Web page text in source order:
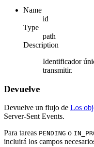
Name
id
Type
path
Description
Identificador
transmitir.
Devuelve
Devuelve un flujo de Los
Server-Sent Events.
Para tareas PENDING o
incluirá los campos